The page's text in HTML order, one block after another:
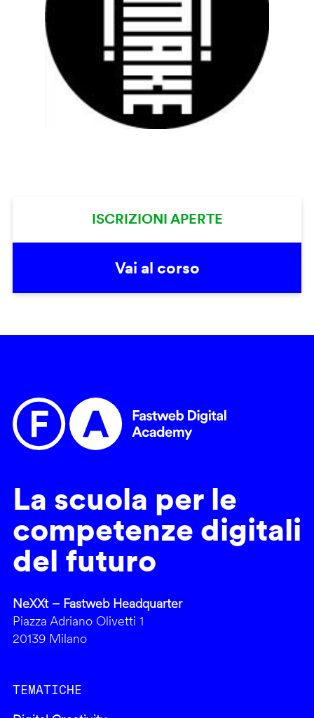
ISCRIZIONI APERTE
Vai al corso
La scuola per le
competenze digitali
del futuro
NeXXt – Fastweb Headquarter
Piazza Adriano Olivetti 1
20139 Milano
TEMATICHE